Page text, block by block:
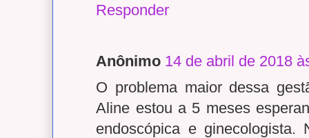
Responder
Anônimo 14 de abril de 2018
O problema maior dessa
Aline estou a 5 meses
endoscópica e